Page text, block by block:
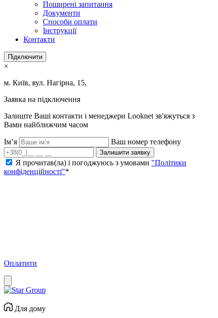
Поширені запитання
Документи
Способи оплати
Інструкції
Контакти
Підключити
×
м. Київ, вул. Нагірна, 15,
Заявка на підключення
Залиште Ваші контакти і менеджери Looknet зв'яжуться з
Вами найближчим часом
Ім’я Ваш номер телефону
Залишити заявку
Я прочитав(ла) і погоджуюсь з умовами "Політики
конфіденційності"*
Оплатити
Для дому